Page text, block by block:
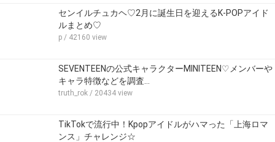
センイルチュカヘ♡2月に誕生日を迎えるK-POPアイド
ルまとめ♡
p / 42160 view
SEVENTEENの公式キャラクターMINITEEN♡メンバーや
キャラ特徴などを調査…
truth_rok / 20434 view
TikTokで流行中！Kpopアイドルがハマった「上海ロマ
ンス」チャレンジ☆